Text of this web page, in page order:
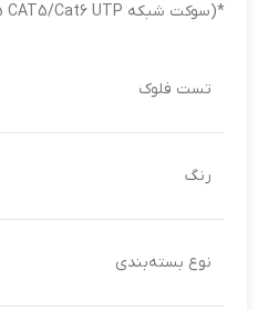
*(سوکت شبکه AMP RJ45 CAT5/Cat6 UTP)*
تست فلوک
رنگ
نوع بسته‌بندی